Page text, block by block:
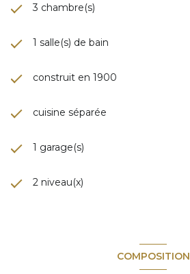
3 chambre(s)
1 salle(s) de bain
construit en 1900
cuisine séparée
1 garage(s)
2 niveau(x)
COMPOSITION